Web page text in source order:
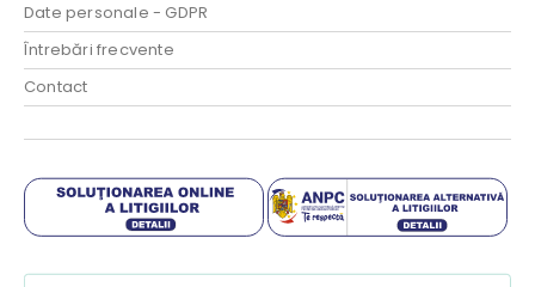
Date personale - GDPR
Întrebări frecvente
Contact